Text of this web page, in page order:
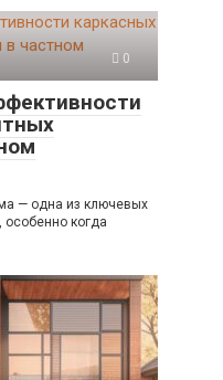
0
— одна из ключевых
когда